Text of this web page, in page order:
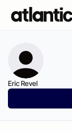
Eric Revel